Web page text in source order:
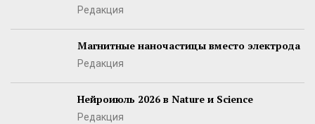
Редакция
Магнитные наночастицы вместо электрода
Редакция
Нейроиюль 2026 в Nature и Science
Редакция